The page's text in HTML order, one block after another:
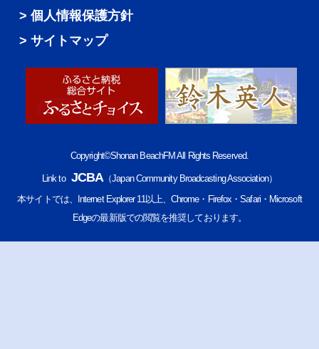
個人情報保護方針
サイトマップ
Copyright©Shonan BeachFM All Rights Reserved.
Link to JCBA（Japan Community Broadcasting Association）
本サイトでは、Internet Explorer 11以上、Chrome・Firefox・Safari・Microsoft
Edgeの最新版での閲覧を推奨しております。